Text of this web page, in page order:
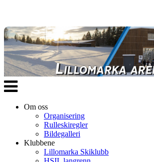
Veksle
navigasjon
Om oss
Organisering
Rulleskiregler
Bildegalleri
Klubbene
Lillomarka Skiklubb